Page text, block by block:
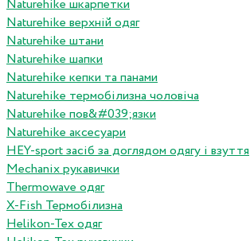
Naturehike шкарпетки
Naturehike верхній одяг
Naturehike штани
Naturehike шапки
Naturehike кепки та панами
Naturehike термобілизна чоловіча
Naturehike пов&#039;язки
Naturehike аксесуари
HEY-sport засіб за доглядом одягу і взуття
Mechanix рукавички
Thermowave одяг
X-Fish Термобілизна
Helikon-Tex одяг